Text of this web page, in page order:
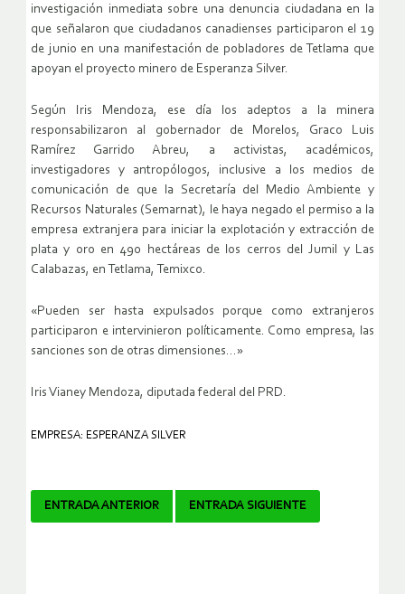
investigación inmediata sobre una denuncia ciudadana en la
que señalaron que ciudadanos canadienses participaron el 19
de junio en una manifestación de pobladores de Tetlama que
apoyan el proyecto minero de Esperanza Silver.
Según Iris Mendoza, ese día los adeptos a la minera
responsabilizaron al gobernador de Morelos, Graco Luis
Ramírez Garrido Abreu, a activistas, académicos,
investigadores y antropólogos, inclusive a los medios de
comunicación de que la Secretaría del Medio Ambiente y
Recursos Naturales (Semarnat), le haya negado el permiso a la
empresa extranjera para iniciar la explotación y extracción de
plata y oro en 490 hectáreas de los cerros del Jumil y Las
Calabazas, en Tetlama, Temixco.
«Pueden ser hasta expulsados porque como extranjeros
participaron e intervinieron políticamente. Como empresa, las
sanciones son de otras dimensiones…»
Iris Vianey Mendoza, diputada federal del PRD.
EMPRESA: ESPERANZA SILVER
Navegador
ENTRADA ANTERIOR ENTRADA SIGUIENTE